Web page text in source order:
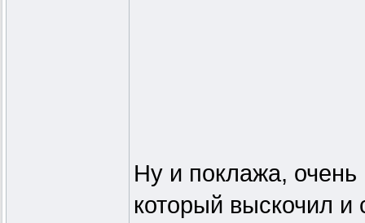
Ну и поклажа, очень
который выскочил и